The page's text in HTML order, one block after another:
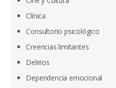
Clínica
Consultorio psicológico
Creencias limitantes
Delirios
Dependencia emocional